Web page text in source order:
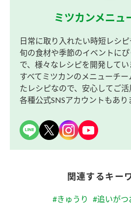
ミツカンメニュ
日常に取り入れたい時短レシピ
旬の食材や季節のイベントに
で、様々なレシピを開発してい
すべてミツカンのメニューチ
たレシピなので、安心してご活
各種公式SNSアカウントもあり
関連するキー
#きゅうり #追いがつ